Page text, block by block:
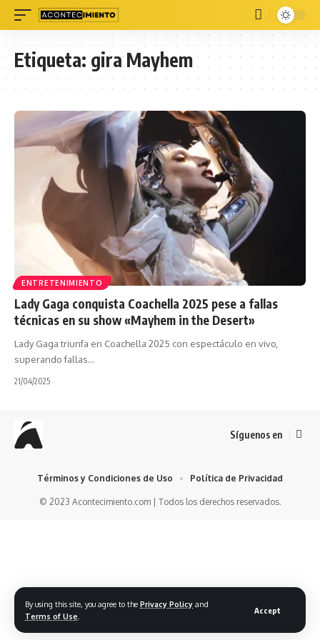
By using this site, you agree to the Privacy Policy and
Terms of Use
Accept
Etiqueta:gira Mayhem
ENTRETENIMIENTO
Lady Gaga conquista Coachella 2025 pese a fallas
técnicas en su show «Mayhem in the Desert»
Lady Gaga triunfa en Coachella 2025 con espectáculo en vivo,
superando fallas…
21/04/2025
Síguenos en
© 2023 Acontecimiento.com | Todos los derechos reservados.
Términos y Condiciones de Uso Política de Privacidad